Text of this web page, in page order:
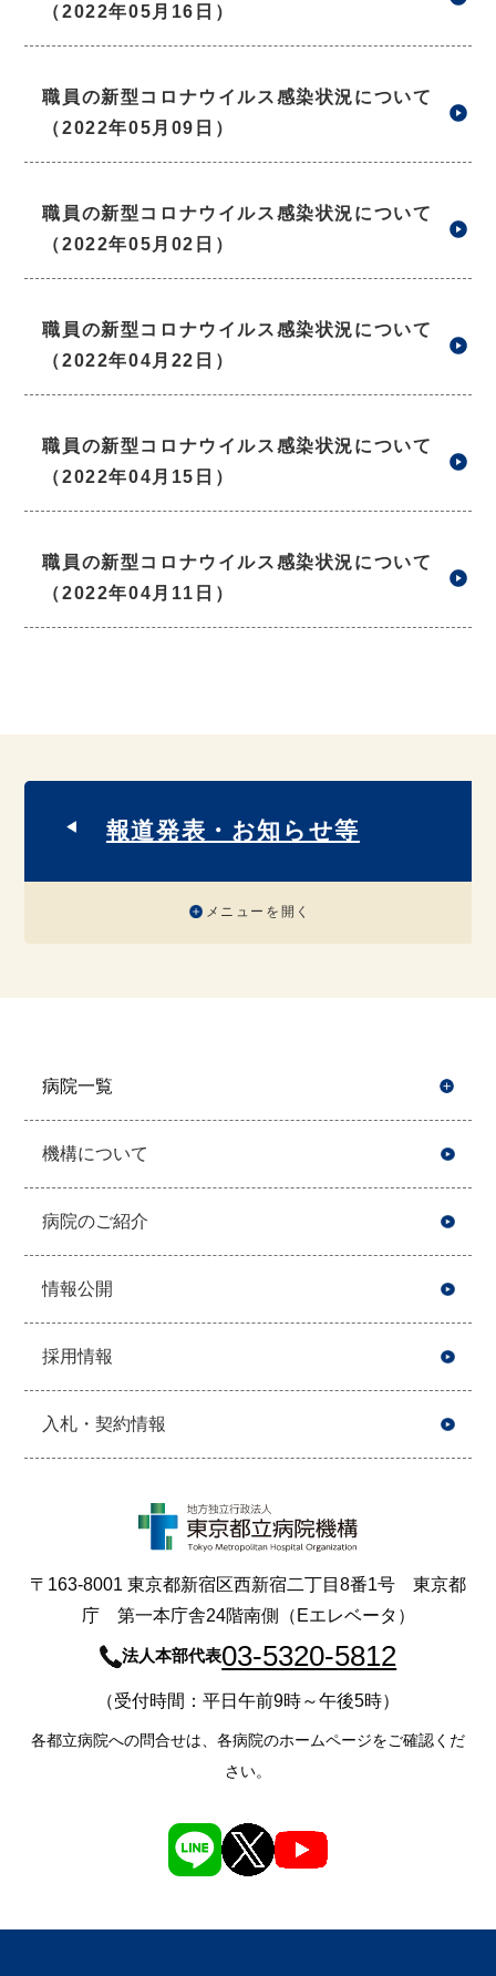
（2022年05月16日）
職員の新型コロナウイルス感染状況について
（2022年05月09日）
職員の新型コロナウイルス感染状況について
（2022年05月02日）
職員の新型コロナウイルス感染状況について
（2022年04月22日）
職員の新型コロナウイルス感染状況について
（2022年04月15日）
職員の新型コロナウイルス感染状況について
（2022年04月11日）
報道発表・お知らせ等
メニューを開く
病院一覧
機構について
病院のご紹介
情報公開
採用情報
入札・契約情報
〒163-8001 東京都新宿区西新宿二丁目8番1号 東京都
庁 第一本庁舎24階南側（Eエレベータ）
法人本部代表03-5320-5812
（受付時間：平日午前9時～午後5時）
各都立病院への問合せは、各病院のホームページをご確認くだ
さい。